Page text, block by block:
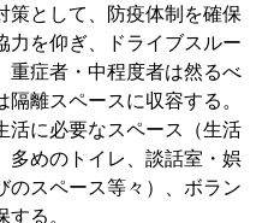
として、防疫体制を確保
力を仰ぎ、ドライブスルー
重症者・中程度者は然るべ
離スペースに収容する。
に必要なスペース（生活
多めのトイレ、談話室・娯
のスペース等々）、ボラン
る。